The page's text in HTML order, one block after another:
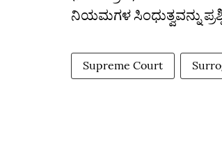
ನಿಯಮಗಳ ಸಿಂಧುತ್ವವನ್ನು
Supreme Court